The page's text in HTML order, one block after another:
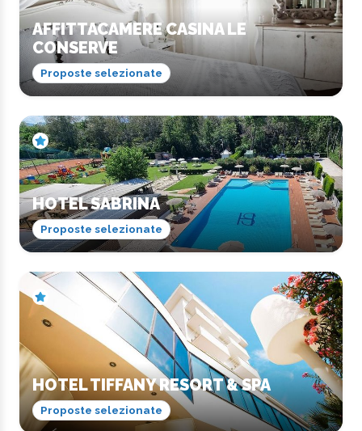
AFFITTACAMERE CASINA LE
CONSERVE
Proposte selezionate
HOTEL SABRINA
Proposte selezionate
HOTEL TIFFANY RESORT & SPA
Proposte selezionate